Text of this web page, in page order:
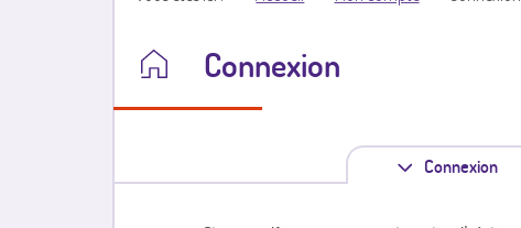
Connexion
Connexion